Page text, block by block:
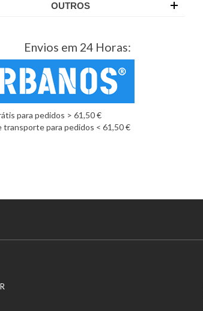
OUTROS
Envios em 24 Horas:
para pedidos > 61,50 €
transporte para pedidos < 61,50 €